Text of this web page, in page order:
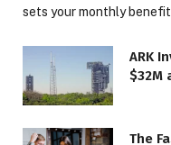
sets your monthly
ARK
$32M
The